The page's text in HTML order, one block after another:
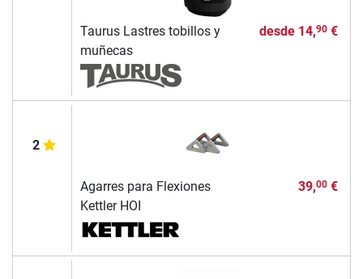
Taurus Lastres tobillos y
muñecas
desde 14,90€
2
Agarres para Flexiones
Kettler HOI
39,00€